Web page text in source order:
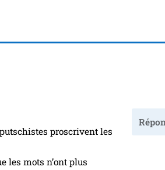
pros­crivent les
les mots n’ont plus